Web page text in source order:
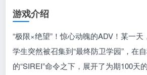
游戏介绍
“极限×绝望”！惊心动魄的ADV！某一天
学生突然被召集到“最终防卫学园”，在
的“SIREI”命令之下，展开了为期100天